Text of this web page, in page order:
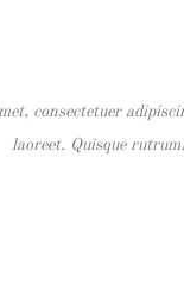
consectetuer
laoreet. Quisque